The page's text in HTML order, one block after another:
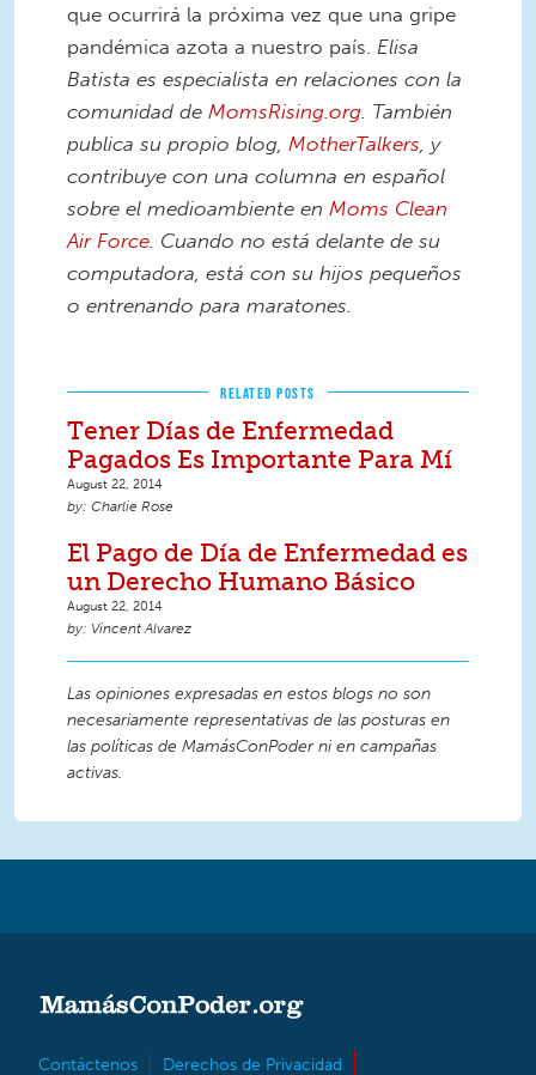
que ocurrirá la próxima vez que una gripe
pandémica azota a nuestro país. Elisa
Batista es especialista en relaciones con la
comunidad de MomsRising.org . También
publica su propio blog, MotherTalkers , y
contribuye con una columna en español
sobre el medioambiente en Moms Clean
Air Force . Cuando no está delante de su
computadora, está con su hijos pequeños
o entrenando para maratones.
RELATED POSTS
Tener Días de Enfermedad
Pagados Es Importante Para Mí
August 22, 2014
Charlie Rose
El Pago de Día de Enfermedad es
un Derecho Humano Básico
August 22, 2014
Vincent Alvarez
Las opiniones expresadas en estos blogs no son
necesariamente representativas de las posturas en
las políticas de MamásConPoder ni en campañas
activas.
Contáctenos Derechos de Privacidad